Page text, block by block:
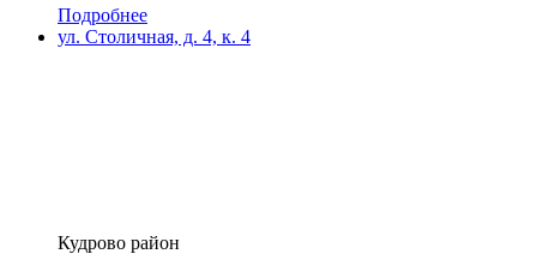
Подробнее
ул. Столичная, д. 4, к. 4
Кудрово район